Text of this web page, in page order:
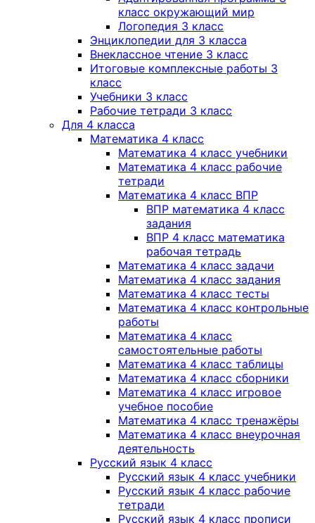
класс окружающий мир
Логопедия 3 класс
Энциклопедии для 3 класса
Внеклассное чтение 3 класс
Итоговые комплексные работы 3
класс
Учебники 3 класс
Рабочие тетради 3 класс
Для 4 класса
Математика 4 класс
Математика 4 класс учебники
Математика 4 класс рабочие
тетради
Математика 4 класс ВПР
ВПР математика 4 класс
задания
ВПР 4 класс математика
рабочая тетрадь
Математика 4 класс задачи
Математика 4 класс задания
Математика 4 класс тесты
Математика 4 класс контрольные
работы
Математика 4 класс
самостоятельные работы
Математика 4 класс таблицы
Математика 4 класс сборники
Математика 4 класс игровое
учебное пособие
Математика 4 класс тренажёры
Математика 4 класс внеурочная
деятельность
Русский язык 4 класс
Русский язык 4 класс учебники
Русский язык 4 класс рабочие
тетради
Русский язык 4 класс прописи